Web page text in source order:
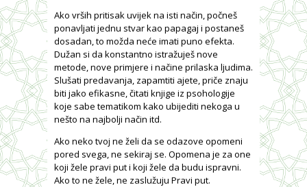
Ako vrših pritisak uvijek na isti način, počneš
ponavljati jednu stvar kao papagaj i postaneš
dosadan, to možda neće imati puno efekta.
Dužan si da konstantno istražuješ nove
metode, nove primjere i načine prilaska ljudima.
Slušati predavanja, zapamtiti ajete, priče znaju
biti jako efikasne, čitati knjige iz psohologije
koje sabe tematikom kako ubijediti nekoga u
nešto na najbolji način itd.
Ako neko tvoj ne želi da se odazove opomeni
pored svega, ne sekiraj se. Opomena je za one
koji žele pravi put i koji žele da budu ispravni.
Ako to ne žele, ne zaslužuju Pravi put.